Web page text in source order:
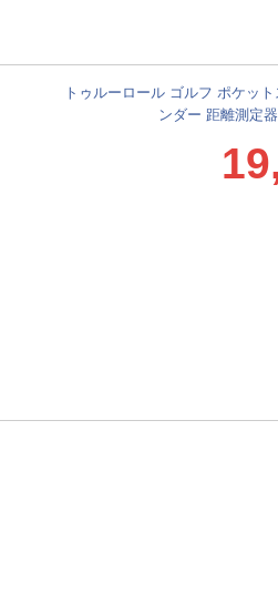
トゥルーロール ゴルフ ポケッ
ンダー 距離測定